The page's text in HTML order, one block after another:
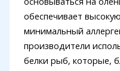
обеспечивает
минимальный
производители
белки рыб, которые,